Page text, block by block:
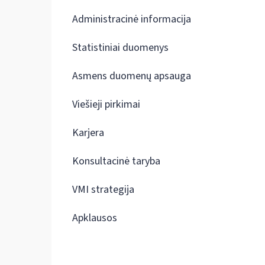
Administracinė informacija
Statistiniai duomenys
Asmens duomenų apsauga
Viešieji pirkimai
Karjera
Konsultacinė taryba
VMI strategija
Apklausos